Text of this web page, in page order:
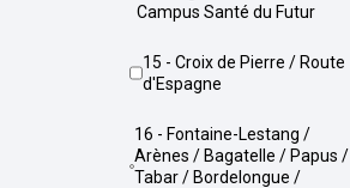
Campus Santé du Futur
15 - Croix de Pierre / Route
d'Espagne
16 - Fontaine-Lestang /
Arènes / Bagatelle / Papus /
Tabar / Bordelongue /